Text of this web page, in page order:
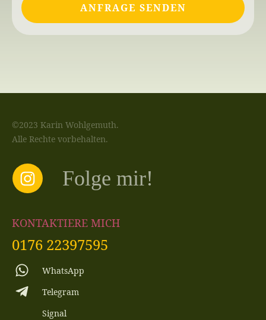
ANFRAGE SENDEN
©2023 Karin Wohlgemuth.
Alle Rechte vorbehalten.
Folge mir!
KONTAKTIERE MICH
0176 22397595
WhatsApp
Telegram
Signal